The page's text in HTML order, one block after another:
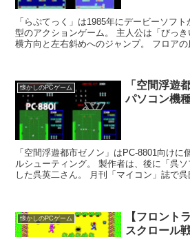
「らぷてっく」は1985年にデービーソフ
型のアクションゲーム。 主人公は「びっきい」。 びっきいの移動は
横方向と左右斜めへのジャンプ。 フロアの床にあるボックスの上に
懐かしのPCゲーム
「空間浮遊
パソコン機
「空間浮遊都市ゼノン」はPC-8801向けに
ルシューティング。 製作者は、後に「呉ソフトウェア工房」を設立
した呉英二さん。 月刊「マイコン」誌で呉氏の連載と連動して発表
懐かしのPCゲーム
【フロント
スクロール